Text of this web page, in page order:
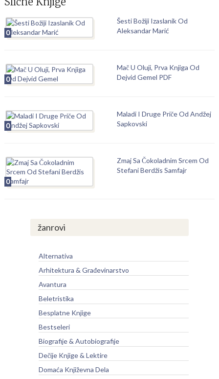
0
Šesti Božiji Izaslanik Od
Aleksandar Marić
0
Mač U Oluji, Prva Knjiga Od
Dejvid Gemel PDF
0
Maladi I Druge Priče Od Andžej
Sapkovski
0
Zmaj Sa Čokoladnim Srcem Od
Stefani Berdžis Samfajr
žanrovi
Alternativa
Arhitektura & Građevinarstvo
Avantura
Beletristika
Besplatne Knjige
Bestseleri
Biografije & Autobiografije
Dečije Knjige & Lektire
Domaća Književna Dela